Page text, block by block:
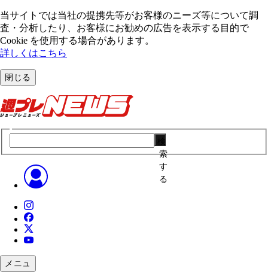
当サイトでは当社の提携先等がお客様のニーズ等について調
査・分析したり、お客様にお勧めの広告を表⽰する⽬的で
Cookie を使⽤する場合があります。
詳しくはこちら
閉じる
索
す
る
メニュ